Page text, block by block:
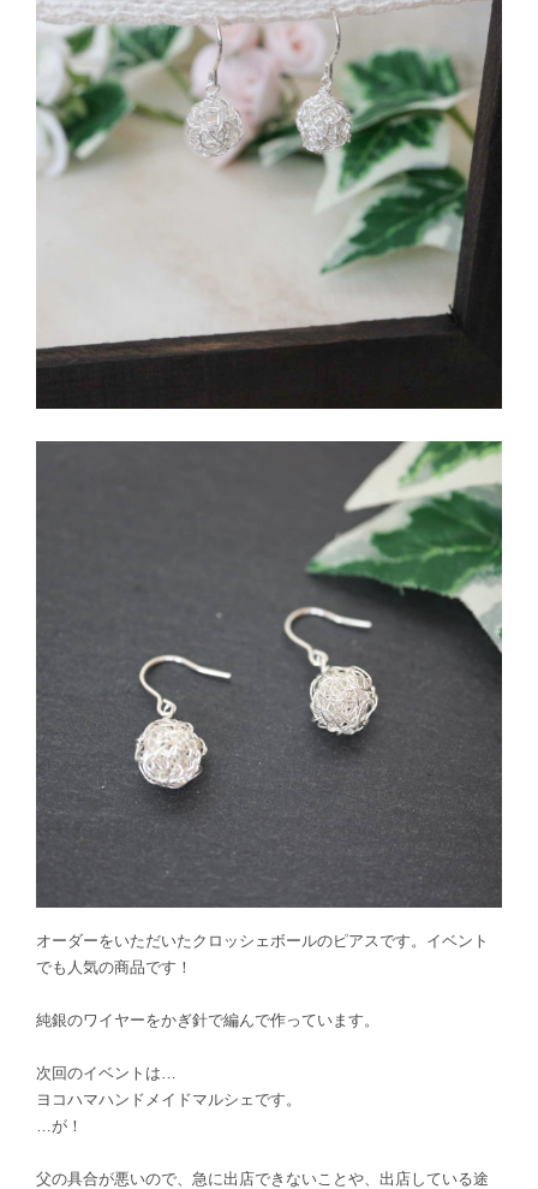
オーダーをいただいたクロッシェボールのピアスです。イベント
でも人気の商品です！
純銀のワイヤーをかぎ針で編んで作っています。
次回のイベントは…
ヨコハマハンドメイドマルシェです。
…が！
父の具合が悪いので、急に出店できないことや、出店している途